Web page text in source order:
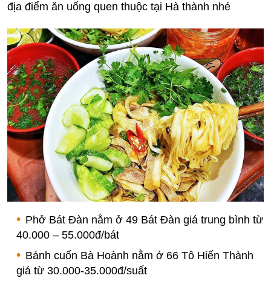
địa điểm ăn uống quen thuộc tại Hà thành nhé
Phở Bát Đàn nằm ở 49 Bát Đàn giá trung bình từ
40.000 – 55.000đ/bát
Bánh cuốn Bà Hoành nằm ở 66 Tô Hiến Thành
giá từ 30.000-35.000đ/suất